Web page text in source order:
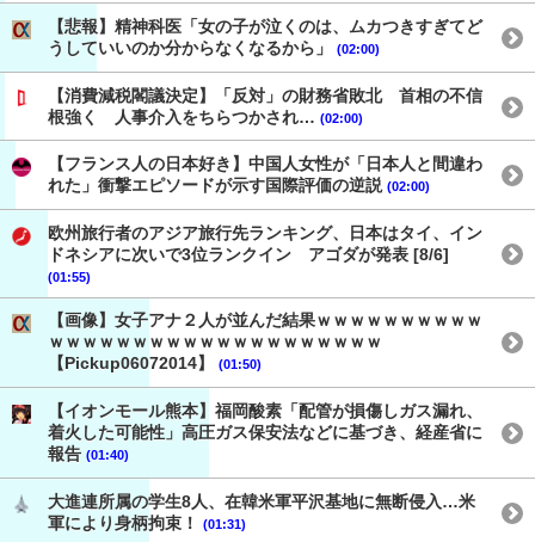
【悲報】精神科医「女の子が泣くのは、ムカつきすぎてど
うしていいのか分からなくなるから」
(02:00)
【消費減税閣議決定】「反対」の財務省敗北 首相の不信
根強く 人事介入をちらつかされ… (02:00)
【フランス人の日本好き】中国人女性が「日本人と間違わ
れた」衝撃エピソードが示す国際評価の逆説 (02:00)
欧州旅行者のアジア旅行先ランキング、日本はタイ、イン
ドネシアに次いで3位ランクイン アゴダが発表 [8/6]
(01:55)
【画像】女子アナ２人が並んだ結果ｗｗｗｗｗｗｗｗｗｗ
ｗｗｗｗｗｗｗｗｗｗｗｗｗｗｗｗｗｗｗｗ
【Pickup06072014】
(01:50)
【イオンモール熊本】福岡酸素「配管が損傷しガス漏れ、
着火した可能性」高圧ガス保安法などに基づき、経産省に
報告 (01:40)
大進連所属の学生8人、在韓米軍平沢基地に無断侵入…米
軍により身柄拘束！
(01:31)